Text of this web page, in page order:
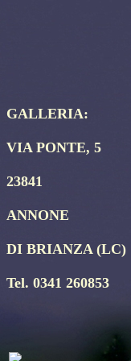
GALLERIA:
VIA PONTE, 5
23841
ANNONE
DI BRIANZA (LC)
Tel. 0341 260853